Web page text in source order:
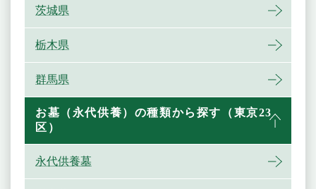
茨城県
栃木県
群馬県
お墓（永代供養）の種類から探す（東京23
区）
永代供養墓